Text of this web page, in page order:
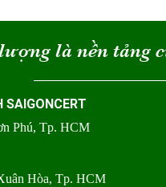
là nền tảng
SAIGONCERT
Phú, Tp. HCM
Hòa, Tp. HCM